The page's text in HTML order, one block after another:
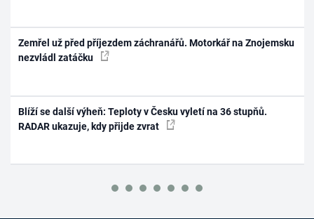
Zemřel už před příjezdem záchranářů. Motorkář na Znojemsku
nezvládl zatáčku
Blíží se další výheň: Teploty v Česku vyletí na 36 stupňů.
RADAR ukazuje, kdy přijde zvrat